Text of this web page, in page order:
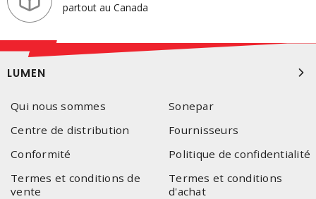
partout au Canada
LUMEN
Qui nous sommes
Sonepar
Centre de distribution
Fournisseurs
Conformité
Politique de confidentialité
Termes et conditions de
vente
Termes et conditions
d'achat